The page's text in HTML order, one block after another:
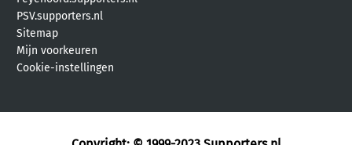
PSV.supporters.nl
Sitemap
Mijn voorkeuren
Cookie-instellingen